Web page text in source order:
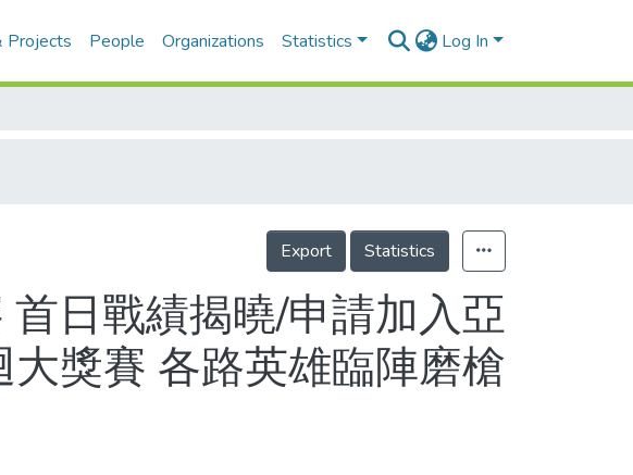
Projects People Organizations Statistics Log In
Export Statistics
日戰績揭曉/申請加入亞
獎賽 各路英雄臨陣磨槍